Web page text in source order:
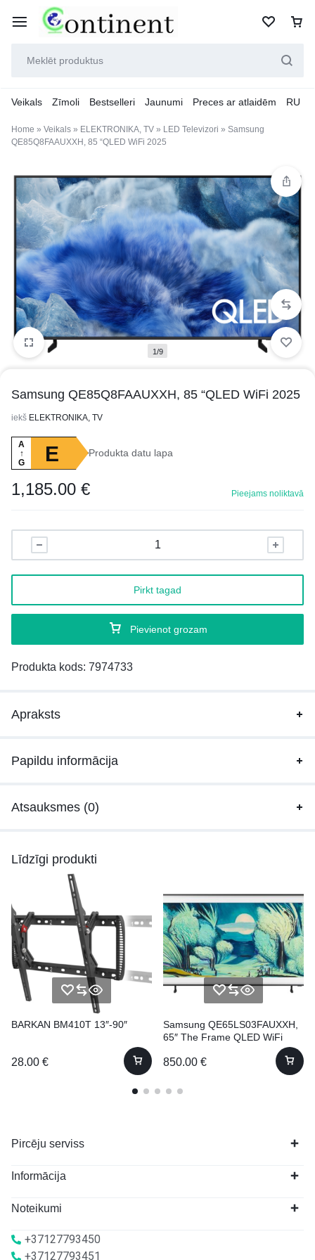
Veikals Zīmoli Bestselleri Jaunumi Preces ar atlaidēm RU
Home » Veikals » ELEKTRONIKA, TV » LED Televizori » Samsung
QE85Q8FAAUXXH, 85 “QLED WiFi 2025
1/9
Samsung QE85Q8FAAUXXH, 85 “QLED WiFi 2025
iekš ELEKTRONIKA, TV
A
↑
G
E Produkta datu lapa
1,185.00 € Pieejams noliktavā
Pievienot grozam
Pirkt tagad
Produkta kods: 7974733
Apraksts
Papildu informācija
Atsauksmes (0)
Līdzīgi produkti
BARKAN BM410T 13″-90″
28.00 €
Samsung QE65LS03FAUXXH,
65″ The Frame QLED WiFi
850.00 €
Pircēju serviss
Informācija
Noteikumi
+37127793450
+37127793451